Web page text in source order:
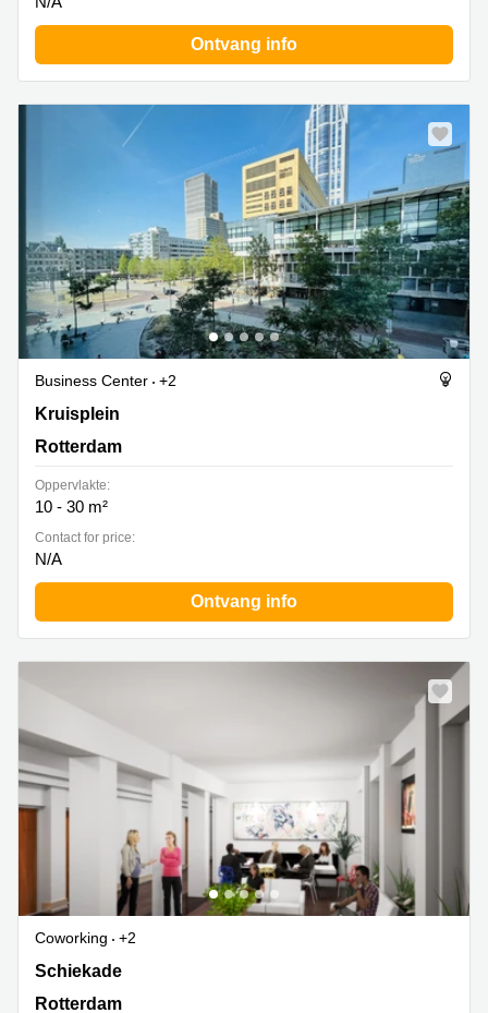
Ontvang info
Business Center
+2
Kruisplein 480, Rotterdam
Kruisplein
Rotterdam
Oppervlakte:
10 - 30 m²
Contact for price:
N/A
Ontvang info
Coworking
+2
Schiekade 830, Rotterdam
Schiekade
Rotterdam